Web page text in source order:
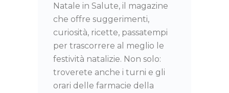
Natale in Salute, il magazine
che offre suggerimenti,
curiosità, ricette, passatempi
per trascorrere al meglio le
festività natalizie. Non solo:
troverete anche i turni e gli
orari delle farmacie della